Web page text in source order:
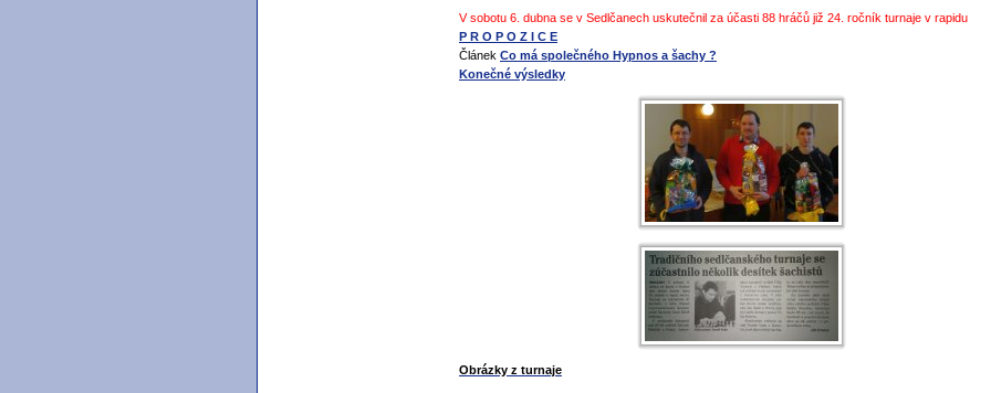
V sobotu 6. dubna se v Sedlčanech uskutečnil za účasti 88 hráčů již 24. ročník turnaje v rapidu
P R O P O Z I C E
Článek Co má společného Hypnos a šachy ?
Konečné výsledky
Obrázky z turnaje